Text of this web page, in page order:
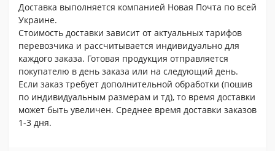
Доставка выполняется компанией Новая Почта по всей
Украине.
Стоимость доставки зависит от актуальных тарифов
перевозчика и рассчитывается индивидуально для
каждого заказа. Готовая продукция отправляется
покупателю в день заказа или на следующий день.
Если заказ требует дополнительной обработки (пошив
по индивидуальным размерам и тд), то время доставки
может быть увеличен. Среднее время доставки заказов
1-3 дня.